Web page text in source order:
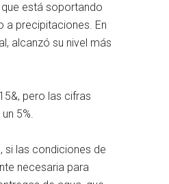
está soportando
a precipitaciones. En
alcanzó su nivel más
pero las cifras
5%.
si las condiciones de
necesaria para